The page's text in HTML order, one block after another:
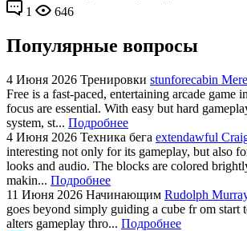
1
646
Популярные вопросы
4 Июня 2026 Тренировки stunforecabin
Free is a fast-paced, entertaining arcade game
focus are essential. With easy but hard
system, st... Подробнее
4 Июня 2026 Техника бега extendawful
interesting not only for its gameplay, but also
looks and audio. The blocks are colored
makin... Подробнее
11 Июня 2026 Начинающим Rudolph
goes beyond simply guiding a cube fr om start
alters gameplay thro... Подробнее